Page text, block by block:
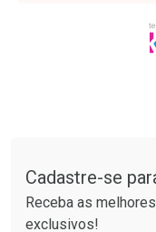
Ativar Desconto
Comprar sem
Por R$ 41,27/cada
Cadastre-se
Receba as
exclusivos!